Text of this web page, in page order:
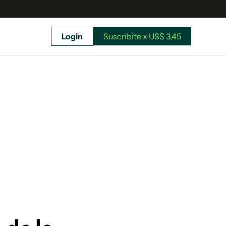
Login Suscribite x US$ 3,45